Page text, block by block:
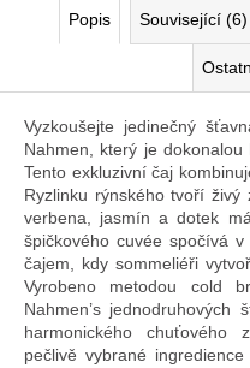
Popis Související (6)
Vyzkoušejte jedinečný
Nahmen, který je
Tento exkluzivní čaj
Ryzlinku rýnského tvoří
verbena, jasmín a dotek
špičkového cuvée spočívá
čajem, kdy sommeliéři
Vyrobeno metodou cold
Nahmen’s
harmonického chuťového
pečlivě vybrané